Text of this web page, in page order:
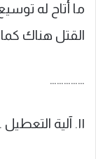
ما أتاح له
القتل هناك
……………
١١. آلية التعطيل .. مقترح إسباني لحماية الجنائية الدولية